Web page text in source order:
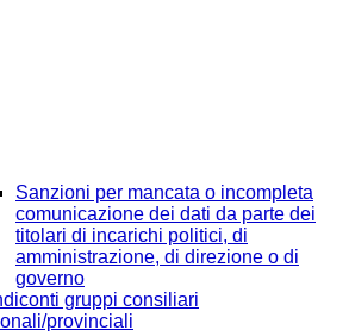
Sanzioni per mancata o incompleta
comunicazione dei dati da parte dei
titolari di incarichi politici, di
amministrazione, di direzione o di
governo
gruppi consiliari
provinciali